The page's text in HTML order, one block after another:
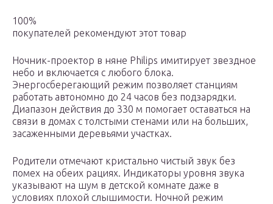
100%
покупателей рекомендуют этот товар
Ночник-проектор в няне Philips имитирует звездное
небо и включается с любого блока.
Энергосберегающий режим позволяет станциям
работать автономно до 24 часов без подзарядки.
Диапазон действия до 330 м помогает оставаться на
связи в домах с толстыми стенами или на больших,
засаженными деревьями участках.
Родители отмечают кристально чистый звук без
помех на обеих рациях. Индикаторы уровня звука
указывают на шум в детской комнате даже в
условиях плохой слышимости. Ночной режим